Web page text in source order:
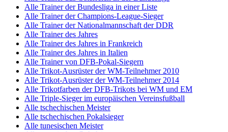
Alle Trainer der Bundesliga in einer Liste
Alle Trainer der Champions-League-Sieger
Alle Trainer der Nationalmannschaft der DDR
Alle Trainer des Jahres
Alle Trainer des Jahres in Frankreich
Alle Trainer des Jahres in Italien
Alle Trainer von DFB-Pokal-Siegern
Alle Trikot-Ausrüster der WM-Teilnehmer 2010
Alle Trikot-Ausrüster der WM-Teilnehmer 2014
Alle Trikotfarben der DFB-Trikots bei WM und EM
Alle Triple-Sieger im europäischen Vereinsfußball
Alle tschechischen Meister
Alle tschechischen Pokalsieger
Alle tunesischen Meister